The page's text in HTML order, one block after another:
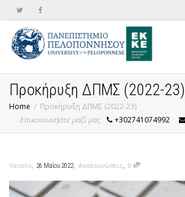
Προκήρυξη ΔΠΜΣ (2022-23)
Home
Προκήρυξη ΔΠΜΣ (2022-23)
Επικοινωνήστε μαζί μας
+302741074992
Vassilis, 26 Μαΐου 2022, Ανακοινώσεις, 0